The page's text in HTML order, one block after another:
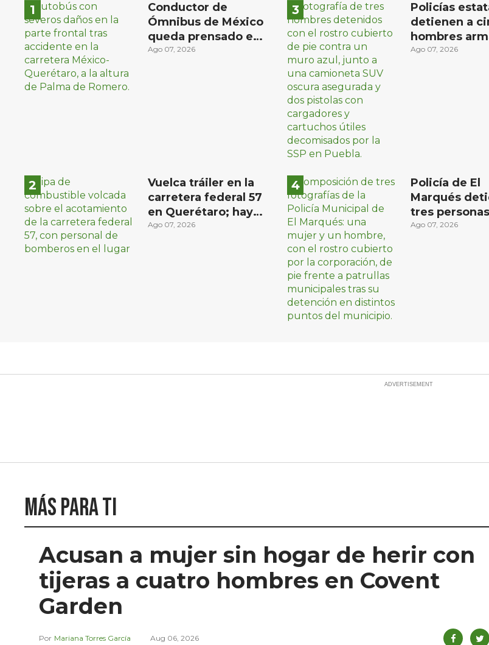
Conductor de
Ómnibus de México
queda prensado en
choque con
Ago 07, 2026
Vuelca tráiler en la
carretera federal 57
en Querétaro; hay
derrame de
Ago 07, 2026
Policías
detienen a
hombres
en Puebla
Ago 07, 2026
Policía de El
Marqués
tres
distintos
Ago 07, 2026
Más para ti
Acusan a mujer sin hogar de herir con
tijeras a cuatro hombres en Covent
Garden
Mariana Torres García Aug 06, 2026